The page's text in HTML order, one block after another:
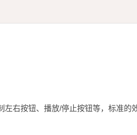
右按钮、播放/停止按钮等，标准的